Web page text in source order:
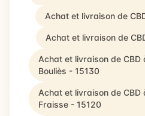
Achat et livraison de
Achat et livraison de
Achat et livraison de CBD
Bouliès - 15130
Achat et livraison de
Fraisse - 15120